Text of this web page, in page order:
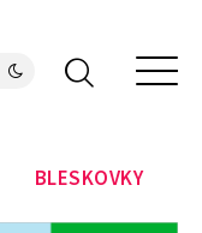
BLESKOVKY